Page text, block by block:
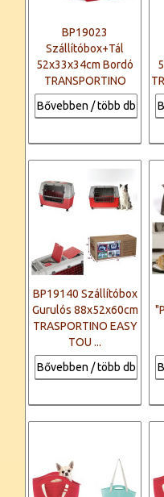
BP19023
Szállítóbox+Tál
52x33x34cm Bordó
TRANSPORTINO
TOUR
Bővebben / több db
BP19140 Szállítóbox
Gurulós 88x52x60cm
TRASPORTINO EASY
TOU ...
Bővebben / több db